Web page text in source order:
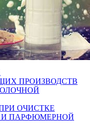
ПРОИЗВОДСТВ
ОЧИСТКЕ
И ПАРФЮМЕРНОЙ